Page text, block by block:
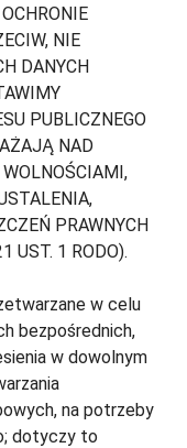
NIE
DANYCH
PUBLICZNEGO
NAD
PRAWNYCH
UST. 1 RODO).
w celu
bezpośrednich,
w dowolnym
na potrzeby
dotyczy to